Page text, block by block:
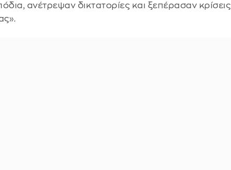
ανέτρεψαν δικτατορίες και ξεπέρασαν κρίσεις